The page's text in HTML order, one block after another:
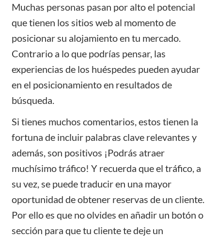
Muchas personas pasan por alto el potencial
que tienen los sitios web al momento de
posicionar su alojamiento en tu mercado.
Contrario a lo que podrías pensar, las
experiencias de los huéspedes pueden ayudar
en el posicionamiento en resultados de
búsqueda.
Si tienes muchos comentarios, estos tienen la
fortuna de incluir palabras clave relevantes y
además, son positivos ¡Podrás atraer
muchísimo tráfico! Y recuerda que el tráfico, a
su vez, se puede traducir en una mayor
oportunidad de obtener reservas de un cliente.
Por ello es que no olvides en añadir un botón o
sección para que tu cliente te deje un